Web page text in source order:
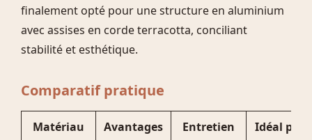
finalement opté pour une structure en aluminium
avec assises en corde terracotta, conciliant
stabilité et esthétique.
Comparatif pratique
Matériau Avantages Entretien Idéal pour